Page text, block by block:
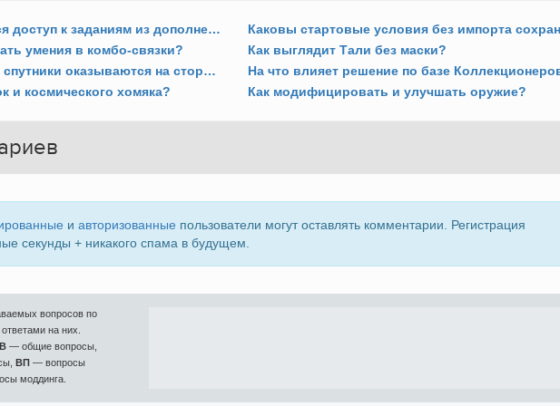
Когда появляется доступ к заданиям из дополнения «Цитадель»?
умения в комбо-связки?
Как выглядит Тали без маски?
Почему бывшие спутники оказываются на стороне Призрака и Жнецов?
На что влияет решение по базе
и космического хомяка?
Как модифицировать и улучшать оружие?
и авторизованные пользователи могут оставлять комментарии. Регистрация
секунды + никакого спама в будущем.
вопросов по
на них.
— общие вопросы,
ВП — вопросы
моддинга.